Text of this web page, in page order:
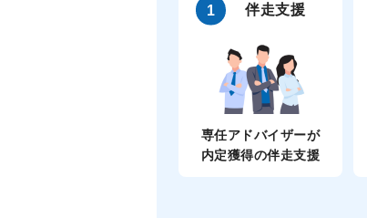
伴走支援
専任アドバイザーが
内定獲得の伴走支援